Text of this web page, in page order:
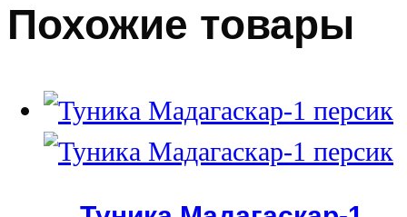
Похожие товары